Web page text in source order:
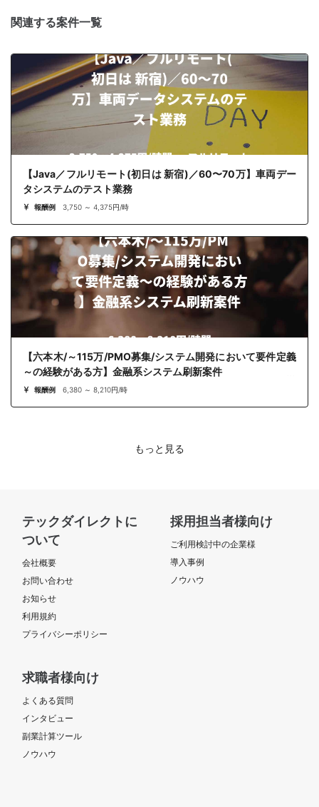
関連する案件一覧
【Java／フルリモート(初日は 新宿)／60〜70万】車両デー
タシステムのテスト業務
報酬例 3,750 ～ 4,375円/時
【六本木/～115万/PMO募集/システム開発において要件定義
～の経験がある方】金融系システム刷新案件
報酬例 6,380 ～ 8,210円/時
もっと見る
テックダイレクトに
ついて
会社概要
お問い合わせ
お知らせ
利用規約
プライバシーポリシー
採用担当者様向け
ご利用検討中の企業様
導入事例
ノウハウ
求職者様向け
よくある質問
インタビュー
副業計算ツール
ノウハウ